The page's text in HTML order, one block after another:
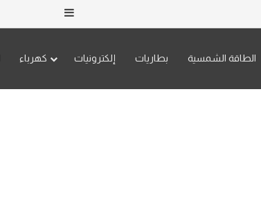
الطاقة الشمسية بطاريات إلكترونيات كهرباء